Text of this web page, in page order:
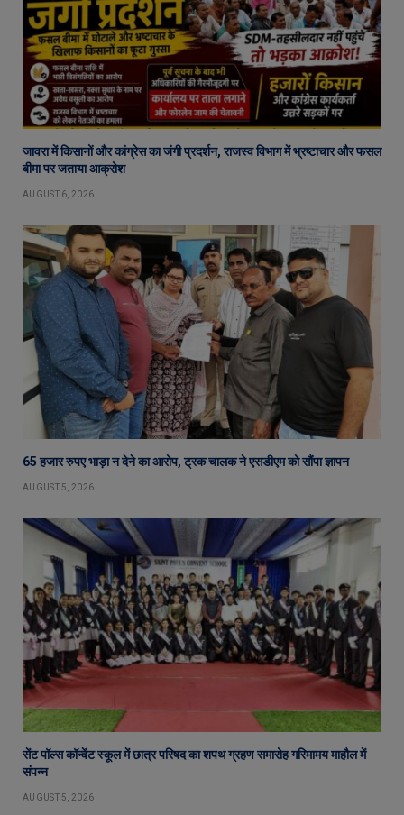
जावरा में किसानों और कांग्रेस का जंगी प्रदर्शन, राजस्व विभाग में भ्रष्टाचार और फसल
बीमा पर जताया आक्रोश
AUGUST 6, 2026
65 हजार रुपए भाड़ा न देने का आरोप, ट्रक चालक ने एसडीएम को सौंपा ज्ञापन
AUGUST 5, 2026
सेंट पॉल्स कॉन्वेंट स्कूल में छात्र परिषद का शपथ ग्रहण समारोह गरिमामय माहौल में
संपन्न
AUGUST 5, 2026